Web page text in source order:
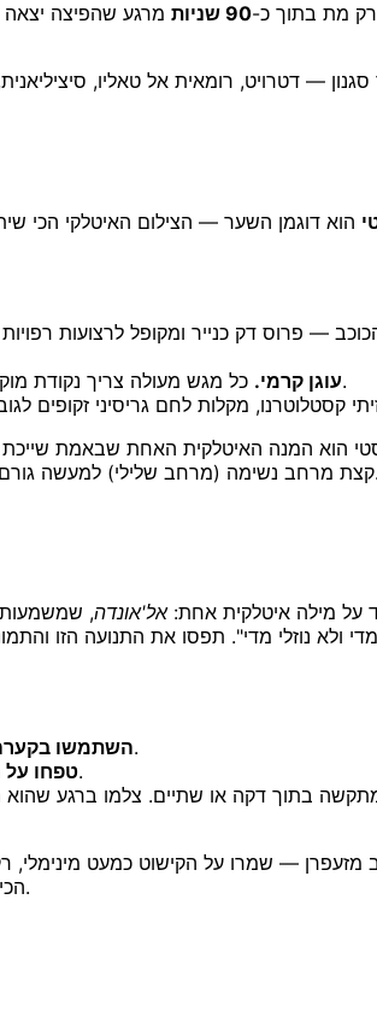
מת בתוך כ-90 שניות מרגע שהפיצה יצאה
סגנון — דטרויט, רומאית אל טאליו,
הוא דוגמן השער — הצילום האיטלקי הכי
— פרוס דק כנייר ומקופל לרצועות
עוגן קרמי.כל מגש מעולה צריך נקודת מוקד רכה: כדור בורטה קרוע שזולג את הקרם שלו, מוצרלה טרייה, או פלח פרמיג'אנו עם הגבישים חשופים.
הוא המנה האיטלקית האחת שבאמת שייכת
קצת מרחב נשימה (מרחב שלילי) למעשהשופע ומכוון, לא ריק יותר. שיש או עץ בלוי מתחת, חוט של שמן זית על הגבינה, וסיימתם.
על מילה איטלקית אחת:אל'אונדה,
השתמשוריזוטו צריך מקום להתפשט לתוך הגל שלו. קערה עמוקה מסתירה את המרקם לחלוטין.
טפחותנו לבסיס טפיחה עדינה על השיש כך שהריזוטו יתיישב לגל חלק ואחיד עם פני שטח מבריקים.
ומתקשה בתוך דקה או שתיים. צלמו ברגע
מזעפרן — שמרו על הקישוט כמעט מינימלי,
הכי מפוארים בכל תפריט איטלקי. מסגרו אותו מקרוב, בכ-45 מעלות, כך שתקראו גם את הגל וגם כל קורט אדים.